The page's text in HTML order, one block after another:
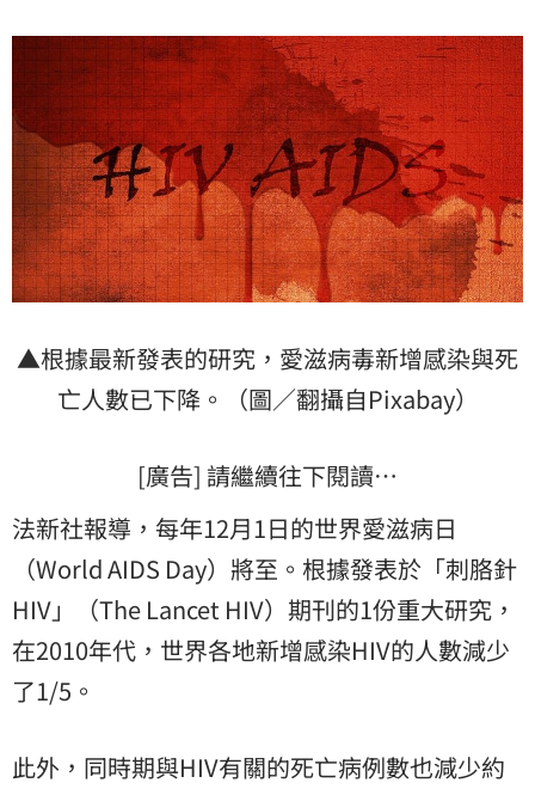
▲根據最新發表的研究，愛滋病毒新增感染與死
亡人數已下降。（圖／翻攝自Pixabay）
[廣告] 請繼續往下閱讀…
法新社報導，每年12月1日的世界愛滋病日
（World AIDS Day）將至。根據發表於「刺胳針
HIV」（The Lancet HIV）期刊的1份重大研究，
在2010年代，世界各地新增感染HIV的人數減少
了1/5。
此外，同時期與HIV有關的死亡病例數也減少約